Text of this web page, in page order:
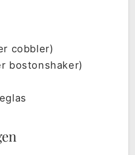
cobbler)
bostonshaker)